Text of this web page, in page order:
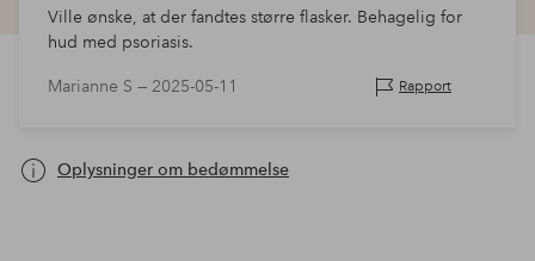
Ville ønske, at der fandtes større flasker. Behagelig for
hud med psoriasis.
Marianne S — 2025-05-11 Rapport
Oplysninger om bedømmelse